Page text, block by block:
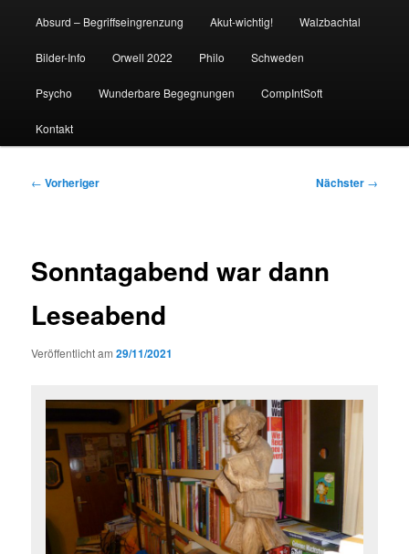
Absurd – Begriffseingrenzung Akut-wichtig! Walzbachtal
Bilder-Info Orwell 2022 Philo Schweden
Psycho Wunderbare Begegnungen CompIntSoft
Kontakt
Beitragsnavigation
← Vorheriger Nächster →
Sonntagabend war dann
Leseabend
Veröffentlicht am29/11/2021